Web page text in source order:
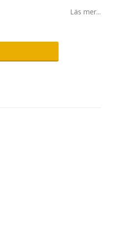
Läs mer...